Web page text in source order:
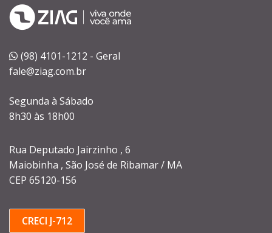
(98) 4101-1212 - Geral
fale@ziag.com.br
Segunda à Sábado
8h30 às 18h00
Rua Deputado Jairzinho , 6
Maiobinha , São José de Ribamar / MA
CEP 65120-156
CRECI J-712